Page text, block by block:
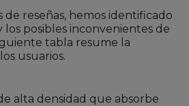
de reseñas, hemos identificado
los posibles inconvenientes de
tabla resume la
usuarios.
alta densidad que absorbe